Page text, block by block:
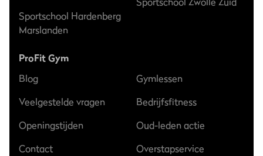
Sportschool Hardenberg
Marslanden
ProFit Gym
Blog
Veelgestelde vragen
Openingstijden
Contact
Gymlessen
Bedrijfsfitness
Oud-leden actie
Overstapservice